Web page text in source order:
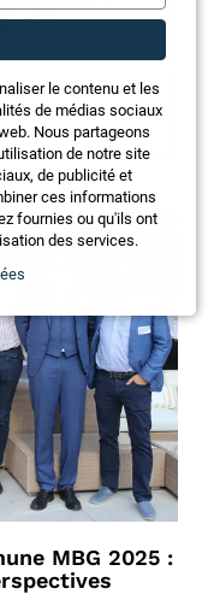
MBG 2025 :
le contenu et les
de médias sociaux
Nous partageons
de notre site
de publicité et
ces informations
fournies ou qu'ils ont
des services.